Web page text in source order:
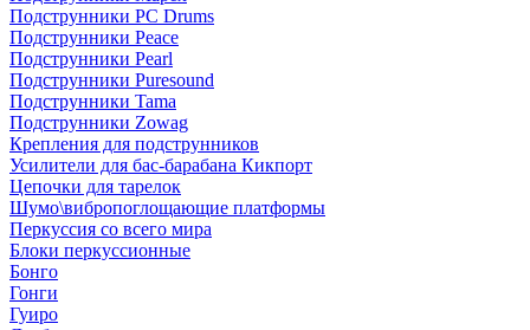
Подструнники PC Drums
Подструнники Peace
Подструнники Pearl
Подструнники Puresound
Подструнники Tama
Подструнники Zowag
Крепления для подструнников
Усилители для бас-барабана Кикпорт
Цепочки для тарелок
Шумо\вибропоглощающие платформы
Перкуссия со всего мира
Блоки перкуссионные
Бонго
Гонги
Гуиро